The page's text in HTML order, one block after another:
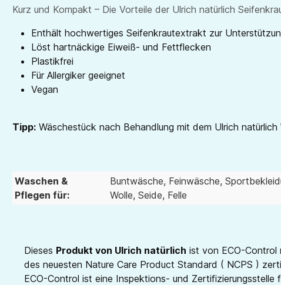
Kurz und Kompakt – Die Vorteile der Ulrich natürlich
Enthält hochwertiges Seifenkrautextrakt zur
Löst hartnäckige Eiweiß- und Fettflecken
Plastikfrei
Für Allergiker geeignet
Vegan
Tipp: Wäschestück nach Behandlung mit dem Ulrich
Waschen &
Pflegen für:
Buntwäsche, Feinwäsche,
Wolle, Seide, Felle
Dieses Produkt von Ulrich natürlich ist von ECO-Control
des neuesten Nature Care Product Standard ( NCPS )
ECO-Control ist eine Inspektions- und Zertifizierungsstelle